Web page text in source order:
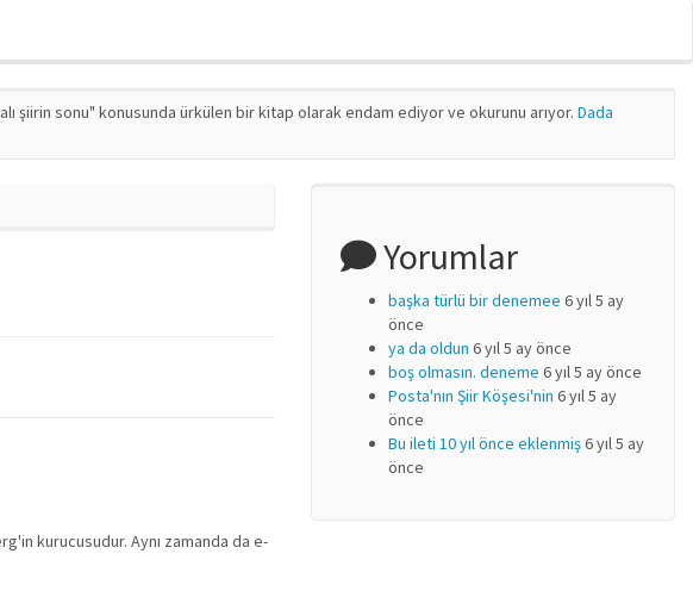
şiirin sonu" konusunda ürkülen bir kitap olarak endam ediyor ve okurunu arıyor. Dada
kurucusudur. Aynı zamanda da e-
Yorumlar
başka türlü bir denemee 6 yıl 5 ay
önce
ya da oldun 6 yıl 5 ay önce
boş olmasın. deneme 6 yıl 5 ay önce
Posta'nın Şiir Köşesi'nin 6 yıl 5 ay
önce
Bu ileti 10 yıl önce eklenmiş6 yıl 5 ay
önce